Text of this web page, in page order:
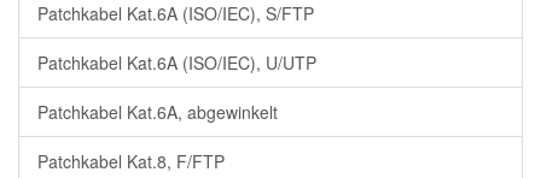
Patchkabel Kat.6A (ISO/IEC), S/FTP
Patchkabel Kat.6A (ISO/IEC), U/UTP
Patchkabel Kat.6A, abgewinkelt
Patchkabel Kat.8, F/FTP